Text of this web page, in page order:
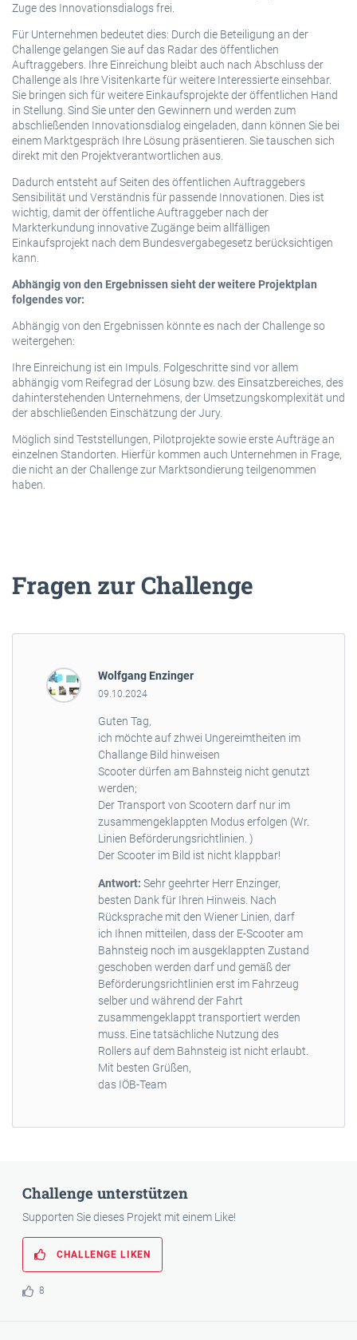
Zuge des Innovationsdialogs frei.
Für Unternehmen bedeutet dies: Durch die Beteiligung an der
Challenge gelangen Sie auf das Radar des öffentlichen
Auftraggebers. Ihre Einreichung bleibt auch nach Abschluss der
Challenge als Ihre Visitenkarte für weitere Interessierte einsehbar.
Sie bringen sich für weitere Einkaufsprojekte der öffentlichen Hand
in Stellung. Sind Sie unter den Gewinnern und werden zum
abschließenden Innovationsdialog eingeladen, dann können Sie bei
einem Marktgespräch Ihre Lösung präsentieren. Sie tauschen sich
direkt mit den Projektverantwortlichen aus.
Dadurch entsteht auf Seiten des öffentlichen Auftraggebers
Sensibilität und Verständnis für passende Innovationen. Dies ist
wichtig, damit der öffentliche Auftraggeber nach der
Markterkundung innovative Zugänge beim allfälligen
Einkaufsprojekt nach dem Bundesvergabegesetz berücksichtigen
kann.
Abhängig von den Ergebnissen sieht der weitere Projektplan
folgendes vor:
Abhängig von den Ergebnissen könnte es nach der Challenge so
weitergehen:
Ihre Einreichung ist ein Impuls. Folgeschritte sind vor allem
abhängig vom Reifegrad der Lösung bzw. des Einsatzbereiches, des
dahinterstehenden Unternehmens, der Umsetzungskomplexität und
der abschließenden Einschätzung der Jury.
Möglich sind Teststellungen, Pilotprojekte sowie erste Aufträge an
einzelnen Standorten. Hierfür kommen auch Unternehmen in Frage,
die nicht an der Challenge zur Marktsondierung teilgenommen
haben.
Fragen zur Challenge
Wolfgang Enzinger
09.10.2024
Guten Tag,
ich möchte auf zhwei Ungereimtheiten im
Challange Bild hinweisen
Scooter dürfen am Bahnsteig nicht genutzt
werden;
Der Transport von Scootern darf nur im
zusammengeklappten Modus erfolgen (Wr.
Linien Beförderungsrichtlinien. )
Der Scooter im Bild ist nicht klappbar!
Antwort: Sehr geehrter Herr Enzinger,
besten Dank für Ihren Hinweis. Nach
Rücksprache mit den Wiener Linien, darf
ich Ihnen mitteilen, dass der E-Scooter am
Bahnsteig noch im ausgeklappten Zustand
geschoben werden darf und gemäß der
Beförderungsrichtlinien erst im Fahrzeug
selber und während der Fahrt
zusammengeklappt transportiert werden
muss. Eine tatsächliche Nutzung des
Rollers auf dem Bahnsteig ist nicht erlaubt.
Mit besten Grüßen,
das IÖB-Team
Challenge unterstützen
Supporten Sie dieses Projekt mit einem Like!
CHALLENGE LIKEN
8